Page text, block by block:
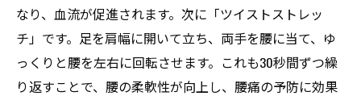
なり、血流が促進されます。次に「ツイストストレッ
チ」です。足を肩幅に開いて立ち、両手を腰に当て、ゆ
っくりと腰を左右に回転させます。これも30秒間ずつ繰
り返すことで、腰の柔軟性が向上し、腰痛の予防に効果